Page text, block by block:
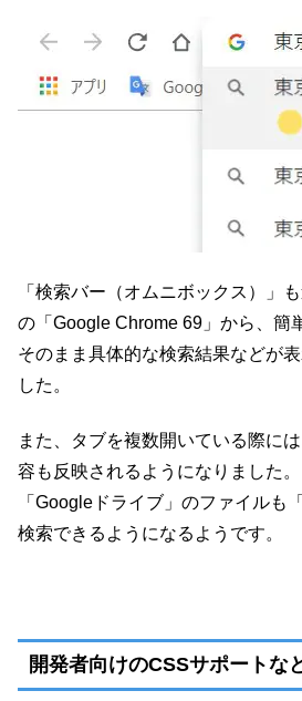
「検索バー（オムニボックス）」
の「Google Chrome 69」から、簡
そのまま具体的な検索結果などが
した。
また、タブを複数開いている際に
容も反映されるようになりました。
「Googleドライブ」のファイルも
検索できるようになるようです。
開発者向けのCSSサポートな